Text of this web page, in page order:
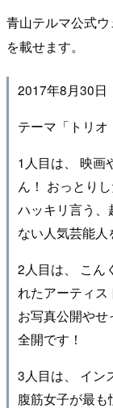
青山テルマ公式
を載せます。
2017年8月30日
テーマ「トリオ
1人目は、 映画
ん！ おっとり
ハッキリ言う、
ない人気芸能人
2人目は、 こん
れたアーティス
お写真公開や
全開です！
3人目は、 イン
腹筋女子が最も